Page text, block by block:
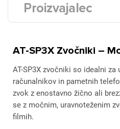
Proizvajalec
AT-SP3X Zvočniki –
AT-SP3X zvočniki so idealni
računalnikov in pametnih
zvok z enostavno žično ali
se z močnim, uravnoteženim
filmih.